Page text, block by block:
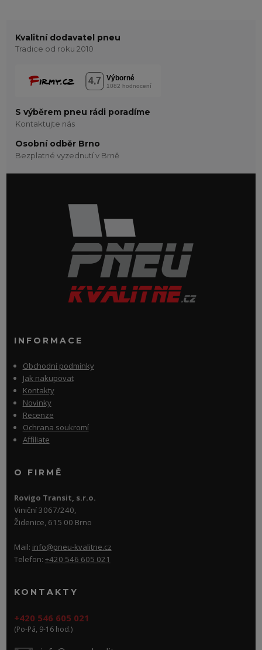
Kvalitní dodavatel pneu
Tradice od roku 2010
S výběrem pneu rádi poradíme
Kontaktujte nás
Osobní odběr Brno
Bezplatné vyzednutí v Brně
INFORMACE
Obchodní podmínky
Jak nakupovat
Kontakty
Novinky
Recenze
Ochrana soukromí
Affiliate
O FIRMĚ
Rovigo Transit, s.r.o.
Viniční 3067/240,
Židenice, 615 00 Brno
Mail: info@pneu-kvalitne.cz
Telefon: +420 546 605 021
KONTAKTY
+420 546 605 021
(Po-Pá, 9-16 hod.)